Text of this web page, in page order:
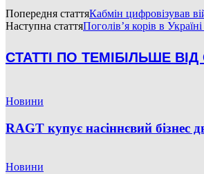
Попередня статтяКабмін цифровізував
Наступна статтяПоголів’я корів в
СТАТТІ ПО ТЕМІБІЛЬШЕ ВІД
Новини
RAGT купує насіннєвий бізнес
Новини